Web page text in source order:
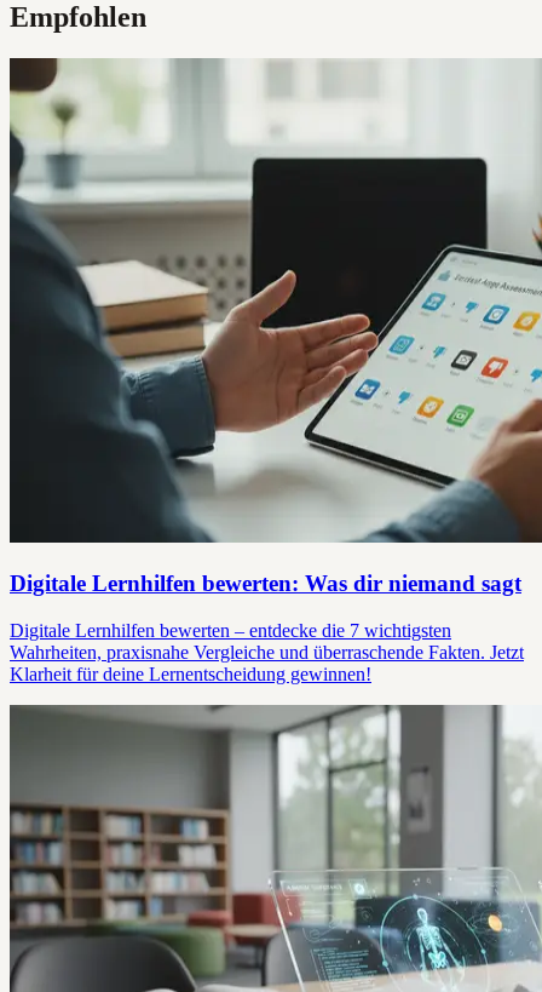
Empfohlen
Digitale Lernhilfen bewerten: Was dir niemand sagt
Digitale Lernhilfen bewerten – entdecke die 7 wichtigsten
Wahrheiten, praxisnahe Vergleiche und überraschende Fakten. Jetzt
Klarheit für deine Lernentscheidung gewinnen!